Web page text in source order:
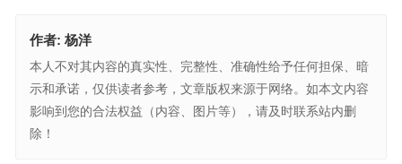
作者: 杨洋
本人不对其内容的真实性、完整性、准确性给予任何担保、暗
示和承诺，仅供读者参考，文章版权来源于网络。如本文内容
影响到您的合法权益（内容、图片等），请及时联系站内删
除！